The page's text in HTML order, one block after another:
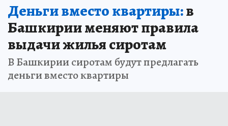
Деньги вместо квартиры:в
Башкирии меняют правила
выдачи жилья сиротам
В Башкирии сиротам будут предлагать
деньги вместо квартиры